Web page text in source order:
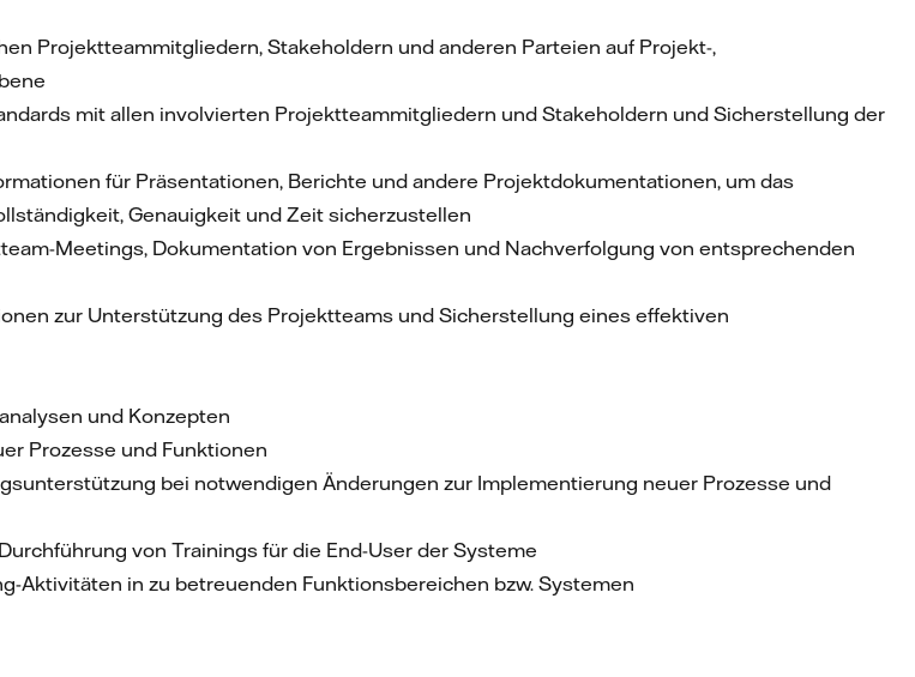
Dokumentation
Projektteammitgliedern, Stakeholdern und anderen Parteien auf Projekt-,
mit allen involvierten Projektteammitgliedern und Stakeholdern und Sicherstellung der
für Präsentationen, Berichte und andere Projektdokumentationen, um das
Genauigkeit und Zeit sicherzustellen
Meetings, Dokumentation von Ergebnissen und Nachverfolgung von entsprechenden
zur Unterstützung des Projektteams und Sicherstellung eines effektiven
Umsetzung
und Konzepten
Prozesse und Funktionen
bei notwendigen Änderungen zur Implementierung neuer Prozesse und
von Trainings für die End-User der Systeme
Aktivitäten in zu betreuenden Funktionsbereichen bzw. Systemen